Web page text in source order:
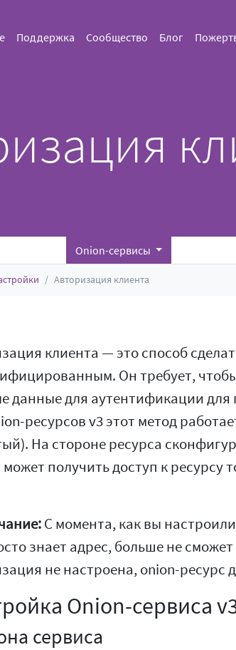
Поддержка Сообщество Блог
Onion-сервисы
Авторизация клиента
клиента — это способ
Он требует,
данные для аутентификации для
ресурсов v3 этот метод
На стороне ресурса
может получить доступ к ресурсу
С момента, как вы
знает адрес, больше не
не настроена, onion-ресурс
Onion-сервиса
сервиса